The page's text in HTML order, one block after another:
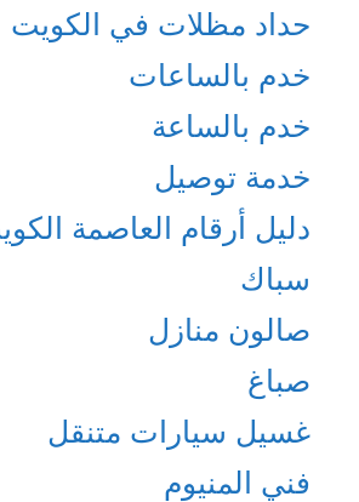
حداد مظلات في الكويت
خدم بالساعات
خدم بالساعة
خدمة توصيل
دليل أرقام العاصمة
سباك
صالون منازل
صباغ
غسيل سيارات متنقل
فني المنيوم